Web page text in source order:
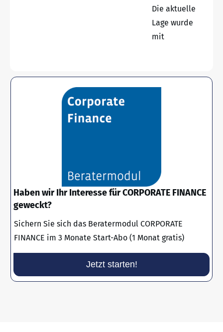
Die aktuelle
Lage wurde
mit
Haben wir Ihr Interesse für CORPORATE FINANCE
geweckt?
Sichern Sie sich das Beratermodul CORPORATE
FINANCE im 3 Monate Start-Abo (1 Monat gratis)
Jetzt starten!